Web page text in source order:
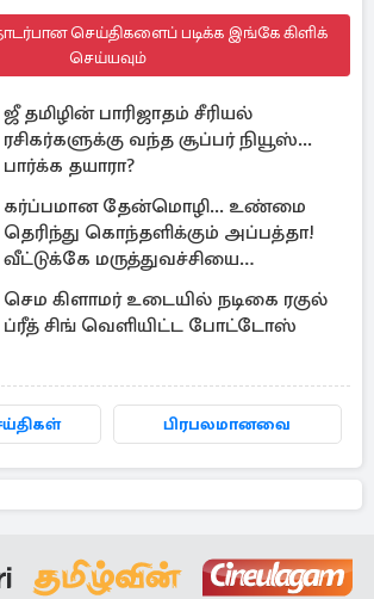
செய்திகளைப் படிக்க இங்கே கிளிக்
செய்யவும்
ஜீ தமிழின் பாரிஜாதம் சீரியல்
ரசிகர்களுக்கு வந்த சூப்பர் நியூஸ்...
பார்க்க தயாரா?
கர்ப்பமான தேன்மொழி... உண்மை
தெரிந்து கொந்தளிக்கும் அப்பத்தா!
வீட்டுக்கே மருத்துவச்சியை
வரவழைத்த அதிரடி
செம கிளாமர் உடையில் நடிகை ரகுல்
ப்ரீத் சிங் வெளியிட்ட போட்டோஸ்
பிரபலமானவை